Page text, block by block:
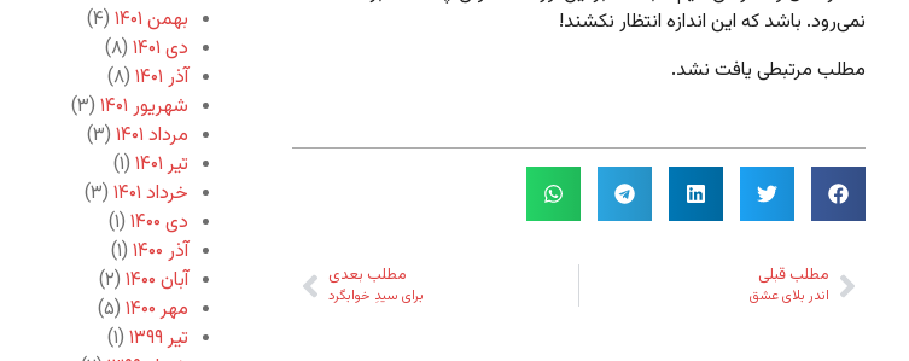
نمی‌رود. باشد که این اندازه انتظار نکشند!
مطلب مرتبطی یافت نشد.
مطلب قبلی
اندر بلای عشق
مطلب بعدی
برای سیدِ خوابگرد
بهمن ۱۴۰۱
(۴)
دی ۱۴۰۱
(۸)
آذر ۱۴۰۱
(۸)
شهریور ۱۴۰۱
(۳)
مرداد ۱۴۰۱
(۳)
تیر ۱۴۰۱
(۱)
خرداد ۱۴۰۱
(۳)
دی ۱۴۰۰
(۱)
آذر ۱۴۰۰
(۱)
آبان ۱۴۰۰
(۲)
مهر ۱۴۰۰
(۵)
تیر ۱۳۹۹
(۱)